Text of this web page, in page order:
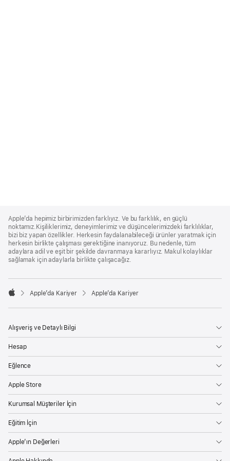
Footer
Apple’da hepimiz birbirimizden farklıyız. Ve bu farklılık, en güçlü
noktamız.Kişiliklerimiz, deneyimlerimiz ve düşüncelerimizdeki farklılıklar,
bizi biz yapan özellikler. Herkesin faydalanabileceği ürünler yaratmak için
herkesin birlikte çalışması gerektiğine inanıyoruz. Bu nedenle, tüm
adaylara adil ve eşit bir şekilde davranmaya kararlıyız. Makul kolaylıklar
sağlamak için adaylarla birlikte çalışacağız.

Apple’da Kariyer Apple’da Kariyer
Alışveriş ve Detaylı Bilgi
Hesap
Eğlence
Apple Store
Kurumsal Müşteriler İçin
Eğitim İçin
Apple’ın Değerleri